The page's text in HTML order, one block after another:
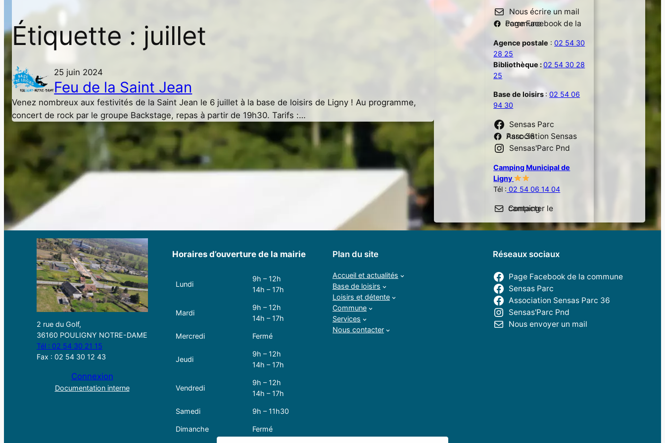
Étiquette : juillet
25 juin 2024
Feu de la Saint Jean
Venez nombreux aux festivités de la Saint Jean le 6 juillet à la base de loisirs de Ligny ! Au programme,
concert de rock par le groupe Backstage, repas à partir de 19h30. Tarifs :…
Nous écrire un mail
Page Facebook de la commune
Agence postale :02 54 30
28 25
Bibliothèque :02 54 30 28
25
Base de loisirs :02 54 06
94 30
Sensas Parc
Association Sensas Parc 36
Sensas'Parc Pnd
Camping Municipal de
Ligny
Tél : 02 54 06 14 04
Contacter le camping
2 rue du Golf,
36160 POULIGNY NOTRE-DAME
Tél : 02 54 30 21 15
Fax : 02 54 30 12 43
Connexion
Documentation interne
Horaires d’ouverture de la mairie
Lundi
9h – 12h
14h – 17h
Mardi
9h – 12h
14h – 17h
Mercredi Fermé
Jeudi
9h – 12h
14h – 17h
Vendredi
9h – 12h
14h – 17h
Samedi 9h – 11h30
Dimanche Fermé
Plan du site
Accueil et actualités
Base de loisirs
Loisirs et détente
Commune
Services
Nous contacter
Réseaux sociaux
Page Facebook de la commune
Sensas Parc
Association Sensas Parc 36
Sensas'Parc Pnd
Nous envoyer un mail